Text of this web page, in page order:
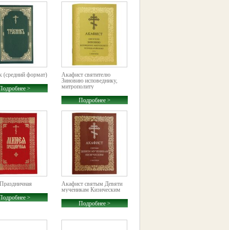
(средний формат)
>
Акафист святителю
Зиновию исповеднику,
митрополиту
Подробнее >
>
Акафист святым Девяти
мученикам Кизическим
Подробнее >